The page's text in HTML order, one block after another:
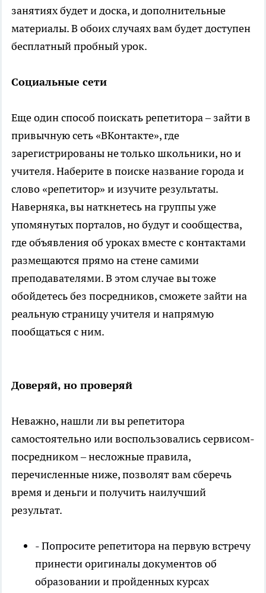
занятиях будет и доска, и дополнительные
материалы. В обоих случаях вам будет доступен
бесплатный пробный урок.
Социальные сети
Еще один способ поискать репетитора – зайти в
привычную сеть «ВКонтакте», где
зарегистрированы не только школьники, но и
учителя. Наберите в поиске название города и
слово «репетитор» и изучите результаты.
Наверняка, вы наткнетесь на группы уже
упомянутых порталов, но будут и сообщества,
где объявления об уроках вместе с контактами
размещаются прямо на стене самими
преподавателями. В этом случае вы тоже
обойдетесь без посредников, сможете зайти на
реальную страницу учителя и напрямую
пообщаться с ним.
Доверяй, но проверяй
Неважно, нашли ли вы репетитора
самостоятельно или воспользовались сервисом-
посредником – несложные правила,
перечисленные ниже, позволят вам сберечь
время и деньги и получить наилучший
результат.
- Попросите репетитора на первую встречу
принести оригиналы документов об
образовании и пройденных курсах